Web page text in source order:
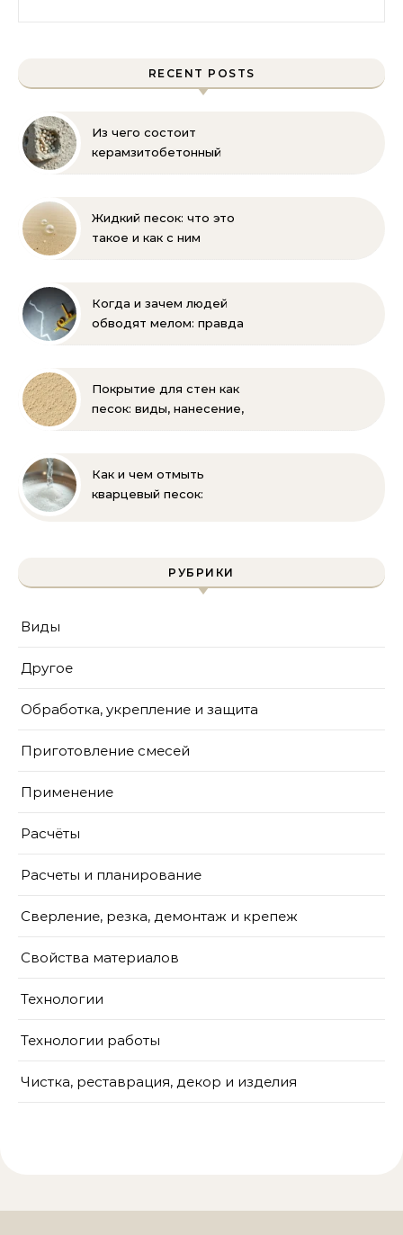
RECENT POSTS
Из чего состоит
керамзитобетонный
Жидкий песок: что это
такое и как с ним
Когда и зачем людей
обводят мелом: правда
Покрытие для стен как
песок: виды, нанесение,
Как и чем отмыть
кварцевый песок:
РУБРИКИ
Виды
Другое
Обработка, укрепление и защита
Приготовление смесей
Применение
Расчёты
Расчеты и планирование
Сверление, резка, демонтаж и крепеж
Свойства материалов
Технологии
Технологии работы
Чистка, реставрация, декор и изделия